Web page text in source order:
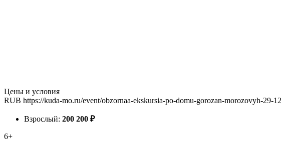
Цены и условия
RUB https://kuda-mo.ru/event/obzornaa-ekskursia-po-domu-gorozan-morozovyh-29-
Взрослый: 200 200 ₽
6+